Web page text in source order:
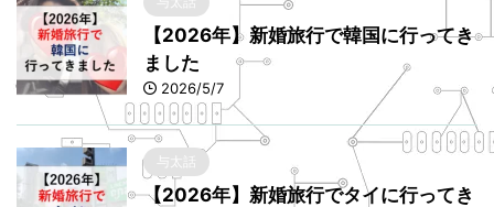
【2026年】新婚旅行で韓国に行ってき
ました
2026/5/7
与太話
【2026年】新婚旅行でタイに行ってき